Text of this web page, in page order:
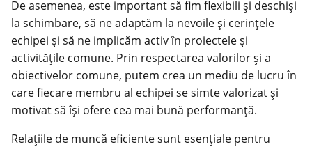
De asemenea, este important să fim flexibili și deschiși
la schimbare, să ne adaptăm la nevoile și cerințele
echipei și să ne implicăm activ în proiectele și
activitățile comune. Prin respectarea valorilor și a
obiectivelor comune, putem crea un mediu de lucru în
care fiecare membru al echipei se simte valorizat și
motivat să își ofere cea mai bună performanță.
Relațiile de muncă eficiente sunt esențiale pentru